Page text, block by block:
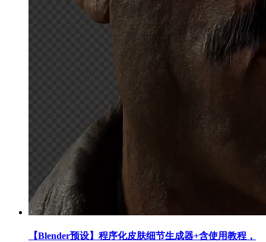
【Blender预设】程序化皮肤细节生成器+含使用教程，